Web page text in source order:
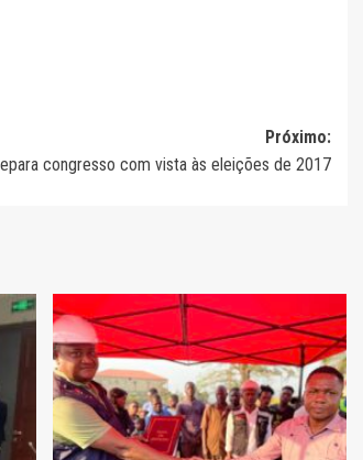
Próximo:
congresso com vista às eleições de 2017